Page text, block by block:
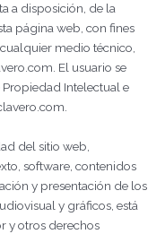
a disposición, de la
página web, con fines
medio técnico,
El usuario se
Intelectual e
del sitio web,
software, contenidos
y presentación de los
y gráficos, está
y otros derechos